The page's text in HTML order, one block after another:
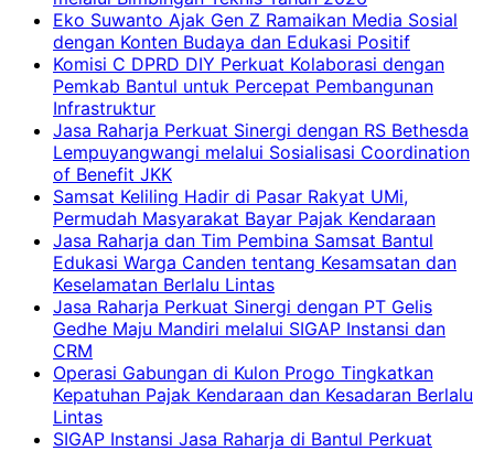
Eko Suwanto Ajak Gen Z Ramaikan Media Sosial
dengan Konten Budaya dan Edukasi Positif
Komisi C DPRD DIY Perkuat Kolaborasi dengan
Pemkab Bantul untuk Percepat Pembangunan
Infrastruktur
Jasa Raharja Perkuat Sinergi dengan RS Bethesda
Lempuyangwangi melalui Sosialisasi Coordination
of Benefit JKK
Samsat Keliling Hadir di Pasar Rakyat UMi,
Permudah Masyarakat Bayar Pajak Kendaraan
Jasa Raharja dan Tim Pembina Samsat Bantul
Edukasi Warga Canden tentang Kesamsatan dan
Keselamatan Berlalu Lintas
Jasa Raharja Perkuat Sinergi dengan PT Gelis
Gedhe Maju Mandiri melalui SIGAP Instansi dan
CRM
Operasi Gabungan di Kulon Progo Tingkatkan
Kepatuhan Pajak Kendaraan dan Kesadaran Berlalu
Lintas
SIGAP Instansi Jasa Raharja di Bantul Perkuat